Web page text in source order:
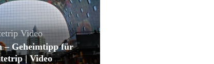
Video
– Geheimtipp für
| Video